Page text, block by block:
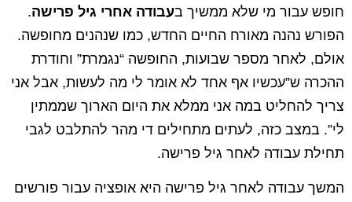
חופש עבור מי שלא ממשיך בעבודה אחרי גיל פרישה.
הפורש נהנה מאורח החיים החדש, כמו שנהנים מחופשה.
אולם, לאחר מספר שבועות, החופשה “נגמרת” וחודרת
ההכרה ש”עכשיו אף אחד לא אומר לי מה לעשות, אבל אני
צריך להחליט במה אני ממלא את היום הארוך שממתין
לי”. במצב כזה, לעתים מתחילים די מהר להתלבט לגבי
תחילת עבודה לאחר גיל פרישה.
המשך עבודה לאחר גיל פרישה היא אופציה עבור פורשים